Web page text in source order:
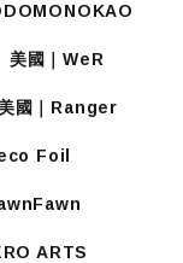
美國｜WeR
國｜Ranger
Foil
ARTS